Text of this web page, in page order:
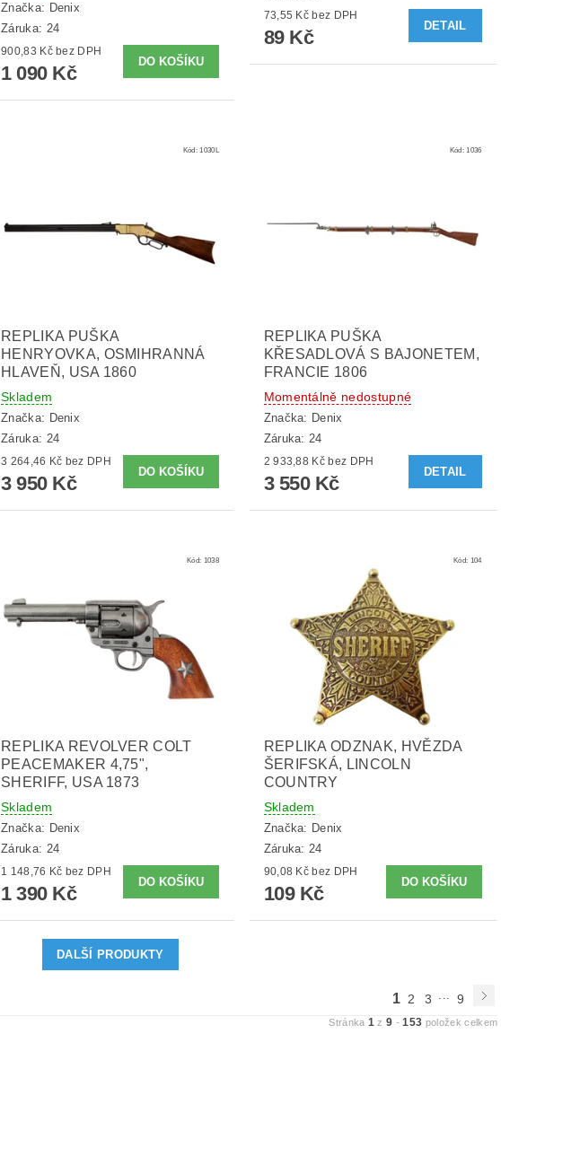
Značka: Denix
Záruka: 24
900,83 Kč bez DPH
1 090 Kč
73,55 Kč bez DPH
89 Kč
DETAIL
Kód:1030L
REPLIKA PUŠKA
HENRYOVKA, OSMIHRANNÁ
HLAVEŇ, USA 1860
Skladem
Značka: Denix
Záruka: 24
3 264,46 Kč bez DPH
3 950 Kč
Kód:1036
REPLIKA PUŠKA
KŘESADLOVÁ S BAJONETEM,
FRANCIE 1806
Momentálně nedostupné
Značka: Denix
Záruka: 24
2 933,88 Kč bez DPH
3 550 Kč
DETAIL
Kód: 1038
REPLIKA REVOLVER COLT
PEACEMAKER 4,75",
SHERIFF, USA 1873
Skladem
Značka: Denix
Záruka: 24
1 148,76 Kč bez DPH
1 390 Kč
Kód: 104
REPLIKA ODZNAK, HVĚZDA
ŠERIFSKÁ, LINCOLN
COUNTRY
Skladem
Značka: Denix
Záruka: 24
90,08 Kč bez DPH
109 Kč
DALŠÍ PRODUKTY
1 2 3 9
Stránka 1 z9 -153 položek celkem